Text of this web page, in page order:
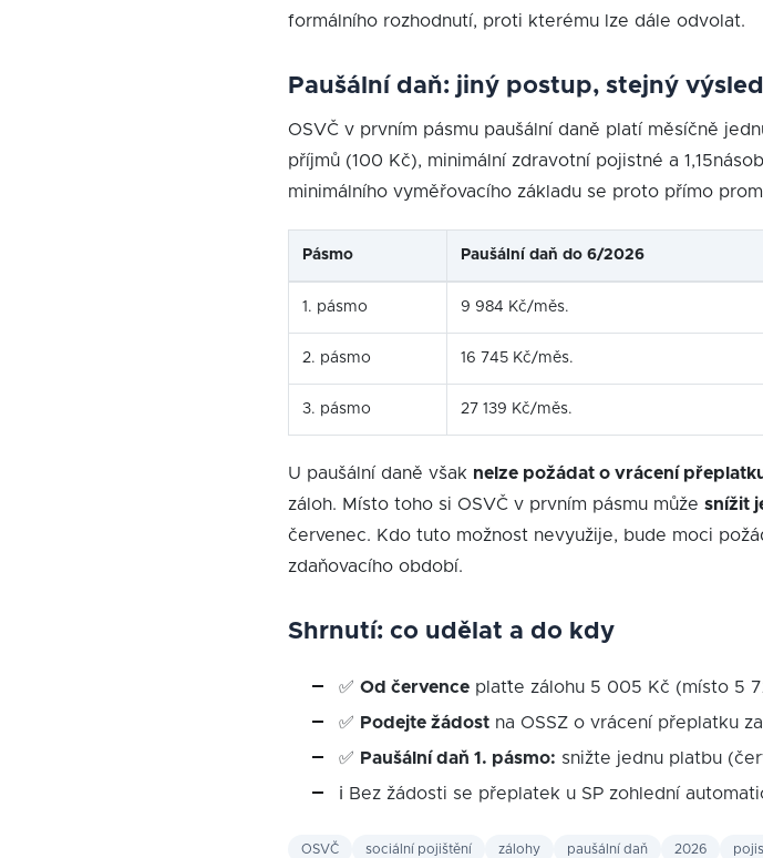
formálního rozhodnutí, proti kterému lze dále odvolat.
Paušální daň: jiný postup, stejný
OSVČ v prvním pásmu paušální daně platí měsíčně
příjmů (100 Kč), minimální zdravotní pojistné a
minimálního vyměřovacího základu se proto přímo
Pásmo Paušální daň do 6/2026
1. pásmo 9 984 Kč/měs.
2. pásmo 16 745 Kč/měs.
3. pásmo 27 139 Kč/měs.
U paušální daně však nelze požádat o vrácení
záloh. Místo toho si OSVČ v prvním pásmu může snížit
červenec. Kdo tuto možnost nevyužije, bude moci
zdaňovacího období.
Shrnutí: co udělat a do kdy
✅ Od červenceplaťte zálohu 5 005 Kč (místo 5
✅ Podejte žádostna OSSZ o vrácení přeplatku
✅ Paušální daň 1. pásmo: snižte jednu platbu
ℹ Bez žádosti se přeplatek u SP zohlední
OSVČ sociální pojištění zálohy paušální daň 2026